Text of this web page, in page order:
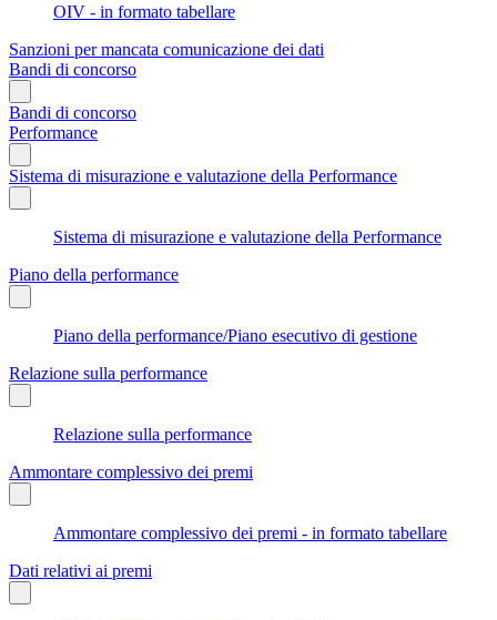
OIV - in formato tabellare
Sanzioni per mancata comunicazione dei dati
Bandi di concorso
Bandi di concorso
Performance
Sistema di misurazione e valutazione della Performance
Sistema di misurazione e valutazione della Performance
Piano della performance
Piano della performance/Piano esecutivo di gestione
Relazione sulla performance
Relazione sulla performance
Ammontare complessivo dei premi
Ammontare complessivo dei premi - in formato tabellare
Dati relativi ai premi